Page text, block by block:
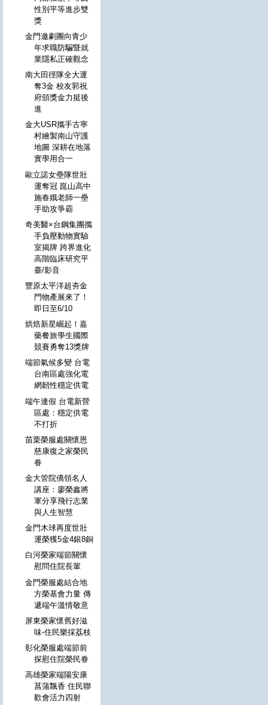
性別平等進步雙
獎
金門邀劇團向青少
年求職防騙暨就
業隱私正確觀念
南大田徑隊全大運
奪3金 校友郭祝
府頒獎金力挺後
進
金大USR攜手古寧
村繪製南山守護
地圖 深耕在地落
實學用合一
歐立諾女壘隊世壯
運奪冠 崑山高中
施春娥老師一壘
手助攻爭霸
奇美醫×台鋼集團攜
手負壓動物實驗
室揭牌 跨界進化
高階臨床研究平
臺/影音
豐原太平洋超夯金
門物產展來了！
即日至6/10
烘焙新星崛起！嘉
藥餐旅學生國際
競賽勇奪13獎牌
端節氣候多變 台電
台南區處強化電
網韌性穩定供電
端午連假 台電新營
區處：穩定供電
不打折
苗栗榮服處關懷恩
慈康復之家榮民
眷
金大管院僑領名人
講座：廖榮鑫將
軍分享飛行志業
與人生智慧
金門木球再度世壯
運榮獲5金4銀8銅
白河榮家端節關懷
慰問住院長輩
金門榮服處結合地
方榮基會力量 傳
遞端午溫情敬意
屏東榮家懷舊好滋
味-住民樂採荔枝
彰化榮服處端節前
探慰住院榮民眷
高雄榮家端陽安康
菖蒲飄香 住民聯
歡會活力四射